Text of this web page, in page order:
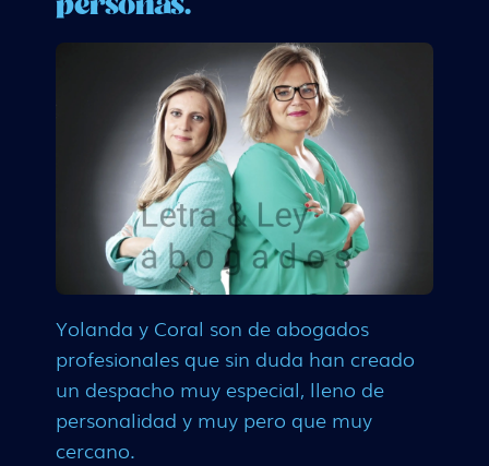
Yolanda y Coral son de abogados
profesionales que sin duda han creado
un despacho muy especial, lleno de
personalidad y muy pero que muy
cercano.